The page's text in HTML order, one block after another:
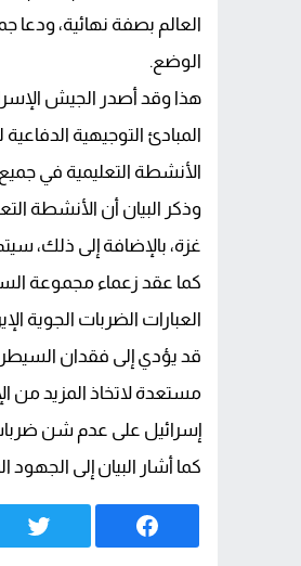
العالم بصفة نهائية،
الوضع.
هذا وقد أصدر الجيش
الأنشطة التعليمية في جميع
وذكر البيان أن الأنشطة
غزة، بالإضافة إلى ذلك،
كما عقد زعماء مجموعة السبع
العبارات الضربات الجوية
قد يؤدي إلى فقدان
مستعدة لاتخاذ المزيد من
إسرائيل على عدم شن
كما أشار البيان إلى